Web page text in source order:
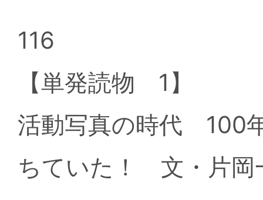
116
【単発読物 1】
活動写真の時代 100
ちていた！ 文・片岡